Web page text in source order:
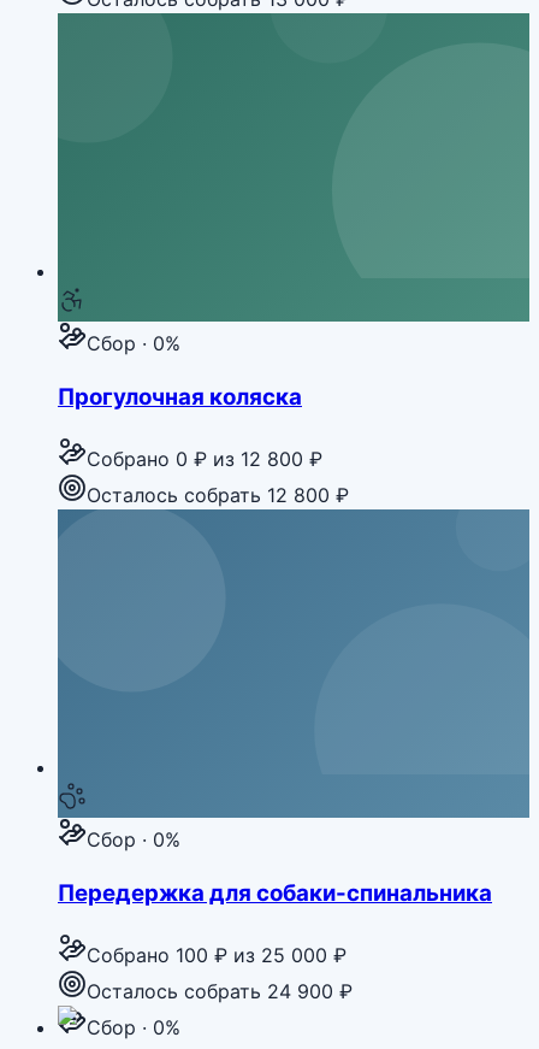
Сбор · 0%
Прогулочная коляска
Собрано 0 ₽ из 12 800 ₽
Осталось собрать 12 800 ₽
Сбор · 0%
Передержка для собаки-спинальника
Собрано 100 ₽ из 25 000 ₽
Осталось собрать 24 900 ₽
Сбор · 0%